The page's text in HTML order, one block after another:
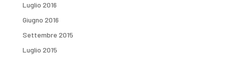
Luglio 2016
Giugno 2016
Settembre 2015
Luglio 2015